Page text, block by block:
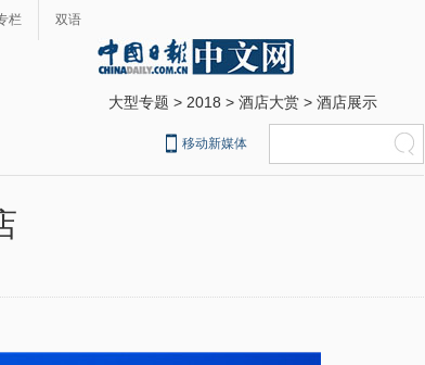
栏 双语
大型专题 > 2018 > 酒店大赏 > 酒店展示
移动新媒体